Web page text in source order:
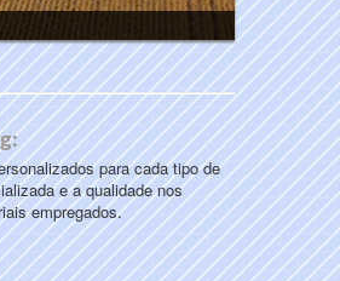
para cada tipo de
e a qualidade nos
empregados.